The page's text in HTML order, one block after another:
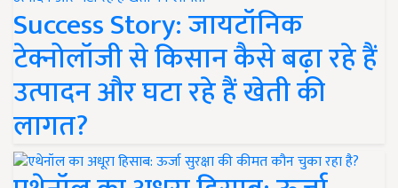
Success Story: जायटॉनिक
टेक्नोलॉजी से किसान कैसे बढ़ा रहे हैं
उत्पादन और घटा रहे हैं खेती की
लागत?